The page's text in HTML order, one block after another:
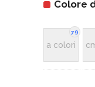
Colore
79
a colori